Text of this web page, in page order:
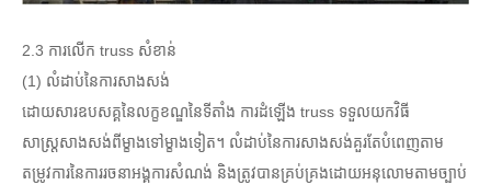
2.3 ការលើក truss សំខាន់
(1) លំដាប់នៃការសាងសង់
ដោយសារឧបសគ្គនៃលក្ខខណ្ឌនៃទីតាំង ការដំឡើង truss ទទួលយកវិធី
សាស្រ្តសាងសង់ពីម្ខាងទៅម្ខាងទៀត។ លំដាប់នៃការសាងសង់គួរតែបំពេញតាម
តម្រូវការនៃការរចនាអង្គការសំណង់ និងត្រូវបានគ្រប់គ្រងដោយអនុលោមតាមច្បាប់